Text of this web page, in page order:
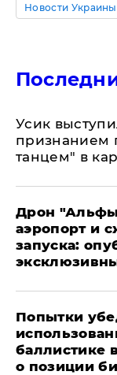
Новости Украины
Усик
признанием
танцем" в
Дрон
аэропорт и
запуска:
Попытки
баллистике
о позиции